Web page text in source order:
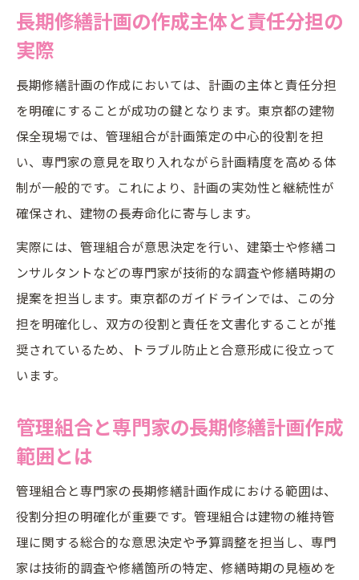
長期修繕計画の作成主体と責任分担の
実際
長期修繕計画の作成においては、計画の主体と責任分担
を明確にすることが成功の鍵となります。東京都の建物
保全現場では、管理組合が計画策定の中心的役割を担
い、専門家の意見を取り入れながら計画精度を高める体
制が一般的です。これにより、計画の実効性と継続性が
確保され、建物の長寿命化に寄与します。
実際には、管理組合が意思決定を行い、建築士や修繕コ
ンサルタントなどの専門家が技術的な調査や修繕時期の
提案を担当します。東京都のガイドラインでは、この分
担を明確化し、双方の役割と責任を文書化することが推
奨されているため、トラブル防止と合意形成に役立って
います。
管理組合と専門家の長期修繕計画作成
範囲とは
管理組合と専門家の長期修繕計画作成における範囲は、
役割分担の明確化が重要です。管理組合は建物の維持管
理に関する総合的な意思決定や予算調整を担当し、専門
家は技術的調査や修繕箇所の特定、修繕時期の見極めを